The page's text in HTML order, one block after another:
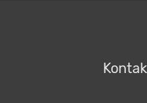
prąd o mocy